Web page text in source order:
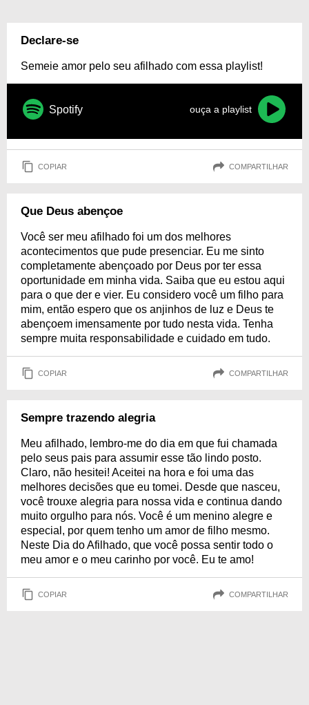
Declare-se
Semeie amor pelo seu afilhado com essa playlist!
Spotify ouça a playlist
COPIAR COMPARTILHAR
Que Deus abençoe
Você ser meu afilhado foi um dos melhores
acontecimentos que pude presenciar. Eu me sinto
completamente abençoado por Deus por ter essa
oportunidade em minha vida. Saiba que eu estou aqui
para o que der e vier. Eu considero você um filho para
mim, então espero que os anjinhos de luz e Deus te
abençoem imensamente por tudo nesta vida. Tenha
sempre muita responsabilidade e cuidado em tudo.
COPIAR COMPARTILHAR
Sempre trazendo alegria
Meu afilhado, lembro-me do dia em que fui chamada
pelo seus pais para assumir esse tão lindo posto.
Claro, não hesitei! Aceitei na hora e foi uma das
melhores decisões que eu tomei. Desde que nasceu,
você trouxe alegria para nossa vida e continua dando
muito orgulho para nós. Você é um menino alegre e
especial, por quem tenho um amor de filho mesmo.
Neste Dia do Afilhado, que você possa sentir todo o
meu amor e o meu carinho por você. Eu te amo!
COPIAR COMPARTILHAR